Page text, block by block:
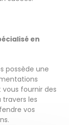
en
possède une
fournir des
travers les
vos